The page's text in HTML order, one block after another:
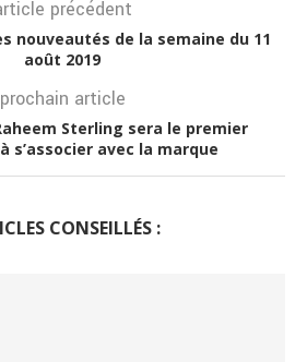
précédent
nouveautés de la semaine du 11
août 2019
prochain article
Sterling sera le premier
s’associer avec la marque
CONSEILLÉS :